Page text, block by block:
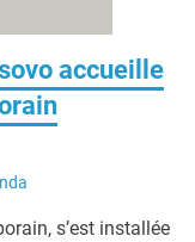
accueille
s’est installée